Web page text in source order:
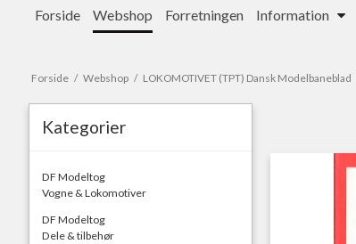
Forside Webshop Forretningen Information
Forside / Webshop / LOKOMOTIVET (TPT) Dansk Modelbaneblad
Kategorier
DF Modeltog
Vogne & Lokomotiver
DF Modeltog
Dele & tilbehør